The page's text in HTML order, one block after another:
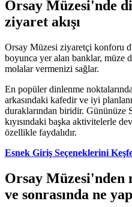
Orsay Müzesi'nde
ziyaret akışı
Orsay Müzesi ziyaretçi konforu
boyunca yer alan banklar, müze
molalar vermenizi sağlar.
En popüler dinlenme
arkasındaki kafedir ve iyi
duraklarından biridir. Gününüze
kıyısındaki başka aktivitelerle
özellikle faydalıdır.
Esnek Giriş Seçeneklerini
Orsay Müzesi'nden
ve sonrasında ne